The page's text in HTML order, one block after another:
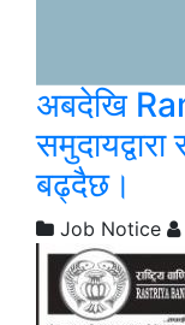
अबदेखि
बढ्दैछ।
Job Notice